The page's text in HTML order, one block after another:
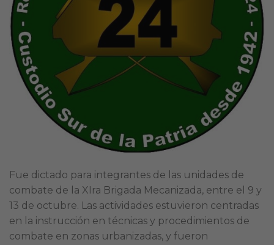
Fue dictado para integrantes de las unidades de
combate de la XIra Brigada Mecanizada, entre el 9 y
13 de octubre. Las actividades estuvieron centradas
en la instrucción en técnicas y procedimientos de
combate en zonas urbanizadas, y fueron